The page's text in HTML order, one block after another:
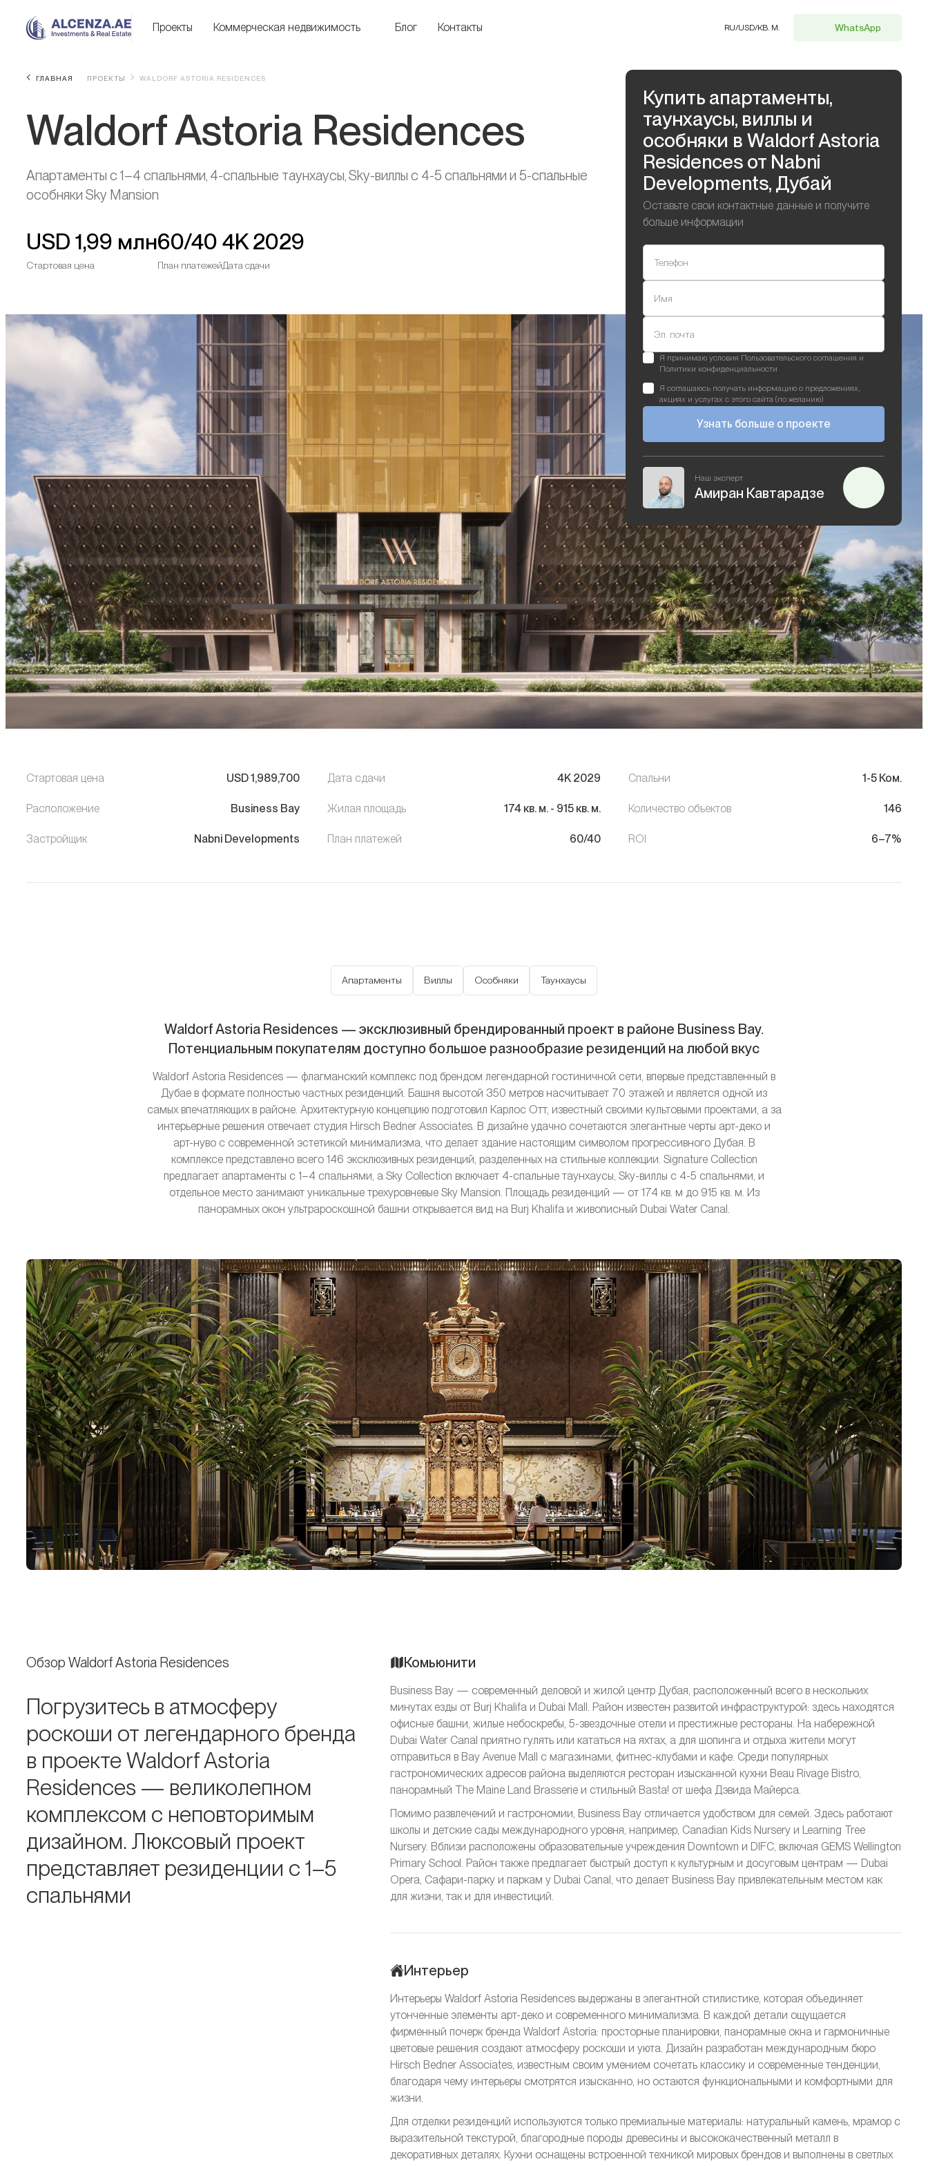
RU/USD/КВ. М. WhatsApp
Проекты Коммерческая недвижимость Блог Контакты
ГЛАВНАЯ ПРОЕКТЫ WALDORF ASTORIA RESIDENCES
Waldorf Astoria Residences
Апартаменты с 1–4 спальнями, 4-спальные таунхаусы, Sky-виллы с 4-5 спальнями и 5-спальные
особняки Sky Mansion
USD 1,99 млн
Стартовая цена
60/40
План платежей
4K 2029
Дата сдачи
Купить апартаменты,
таунхаусы, виллы и
особняки в Waldorf Astoria
Residences от Nabni
Developments, Дубай
Оставьте свои контактные данные и получите
больше информации
Телефон
Имя
Эл. почта
Я принимаю условия Пользовательского соглашения и
Политики конфиденциальности
Я соглашаюсь получать информацию о предложениях,
акциях и услугах с этого сайта (по желанию)
Узнать больше о проекте
Наш эксперт
Амиран Кавтарадзе
Стартовая цена USD1,989,700
Расположение Business Bay
Застройщик Nabni Developments
Дата сдачи 4K 2029
Жилая площадь 174 кв. м. - 915 кв. м.
План платежей 60/40
Спальни 1-5 Ком.
Количество объектов 146
ROI 6–7%
Апартаменты Виллы Особняки Таунхаусы
Waldorf Astoria Residences — эксклюзивный брендированный проект в районе Business Bay.
Потенциальным покупателям доступно большое разнообразие резиденций на любой вкус
Waldorf Astoria Residences — флагманский комплекс под брендом легендарной гостиничной сети, впервые представленный в
Дубае в формате полностью частных резиденций. Башня высотой 350 метров насчитывает 70 этажей и является одной из
самых впечатляющих в районе. Архитектурную концепцию подготовил Карлос Отт, известный своими культовыми проектами, а за
интерьерные решения отвечает студия Hirsch Bedner Associates. В дизайне удачно сочетаются элегантные черты арт-деко и
арт-нуво с современной эстетикой минимализма, что делает здание настоящим символом прогрессивного Дубая. В
комплексе представлено всего 146 эксклюзивных резиденций, разделенных на стильные коллекции. Signature Collection
предлагает апартаменты с 1–4 спальнями, а Sky Collection включает 4-спальные таунхаусы, Sky-виллы с 4-5 спальнями, и
отдельное место занимают уникальные трехуровневые Sky Mansion. Площадь резиденций — от 174 кв. м до 915 кв. м. Из
панорамных окон ультрароскошной башни открывается вид на Burj Khalifa и живописный Dubai Water Canal.
Обзор Waldorf Astoria Residences
Погрузитесь в атмосферу
роскоши от легендарного бренда
в проекте Waldorf Astoria
Residences — великолепном
комплексом с неповторимым
дизайном. Люксовый проект
представляет резиденции с 1–5
спальнями
Комьюнити
Business Bay — современный деловой и жилой центр Дубая, расположенный всего в нескольких
минутах езды от Burj Khalifa и Dubai Mall. Район известен развитой инфраструктурой: здесь находятся
офисные башни, жилые небоскребы, 5-звездочные отели и престижные рестораны. На набережной
Dubai Water Canal приятно гулять или кататься на яхтах, а для шопинга и отдыха жители могут
отправиться в Bay Avenue Mall с магазинами, фитнес-клубами и кафе. Среди популярных
гастрономических адресов района выделяются ресторан изысканной кухни Beau Rivage Bistro,
панорамный The Maine Land Brasserie и стильный Basta! от шефа Дэвида Майерса.
Помимо развлечений и гастрономии, Business Bay отличается удобством для семей. Здесь работают
школы и детские сады международного уровня, например, Canadian Kids Nursery и Learning Tree
Nursery. Вблизи расположены образовательные учреждения Downtown и DIFC, включая GEMS Wellington
Primary School. Район также предлагает быстрый доступ к культурным и досуговым центрам — Dubai
Opera, Сафари-парку и паркам у Dubai Canal, что делает Business Bay привлекательным местом как
для жизни, так и для инвестиций.
Интерьер
Интерьеры Waldorf Astoria Residences выдержаны в элегантной стилистике, которая объединяет
утонченные элементы арт-деко и современного минимализма. В каждой детали ощущается
фирменный почерк бренда Waldorf Astoria: просторные планировки, панорамные окна и гармоничные
цветовые решения создают атмосферу роскоши и уюта. Дизайн разработан международным бюро
Hirsch Bedner Associates, известным своим умением сочетать классику и современные тенденции,
благодаря чему интерьеры смотрятся изысканно, но остаются функциональными и комфортными для
жизни.
Для отделки резиденций используются только премиальные материалы: натуральный камень, мрамор с
выразительной текстурой, благородные породы древесины и высококачественный металл в
декоративных деталях. Кухни оснащены встроенной техникой мировых брендов и выполнены в светлых